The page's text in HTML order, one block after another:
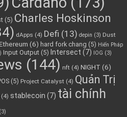
(5) Charles Hoskinson
dApps (4) Defi (13) depin (3) Dust
(6) hard fork chang (5) Hiến Pháp
Input Output (5) Intersect (7) IOG (3)
(144) nft (4) NIGHT (6)
(5) Project Catalyst (4) Quản Trị
(4) stablecoin (7) tài chính
(3)